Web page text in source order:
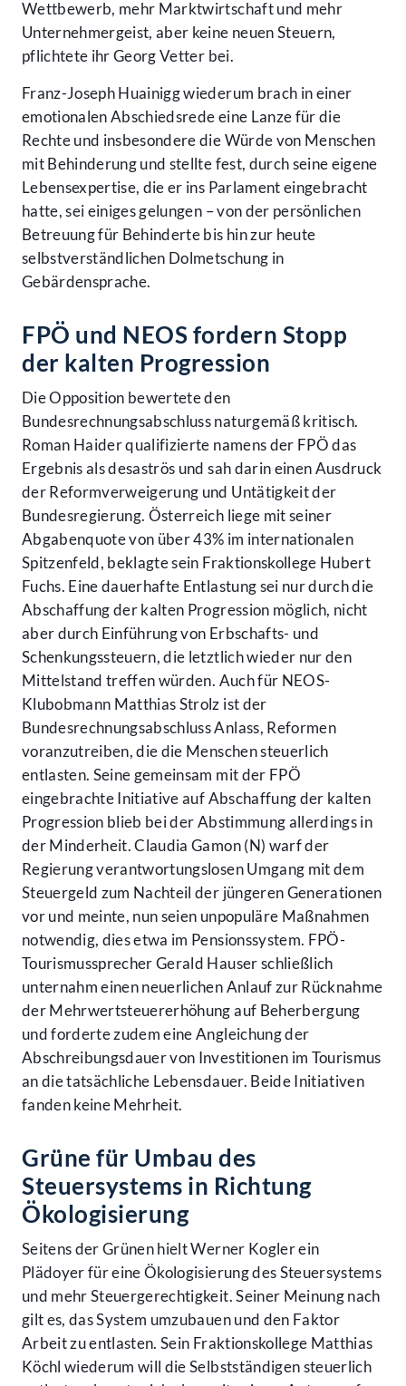
Wettbewerb, mehr Marktwirtschaft und mehr
Unternehmergeist, aber keine neuen Steuern,
pflichtete ihr Georg Vetter bei.
Franz-Joseph Huainigg wiederum brach in einer
emotionalen Abschiedsrede eine Lanze für die
Rechte und insbesondere die Würde von Menschen
mit Behinderung und stellte fest, durch seine eigene
Lebensexpertise, die er ins Parlament eingebracht
hatte, sei einiges gelungen – von der persönlichen
Betreuung für Behinderte bis hin zur heute
selbstverständlichen Dolmetschung in
Gebärdensprache.
FPÖ und NEOS fordern Stopp
der kalten Progression
Die Opposition bewertete den
Bundesrechnungsabschluss naturgemäß kritisch.
Roman Haider qualifizierte namens der FPÖ das
Ergebnis als desaströs und sah darin einen Ausdruck
der Reformverweigerung und Untätigkeit der
Bundesregierung. Österreich liege mit seiner
Abgabenquote von über 43% im internationalen
Spitzenfeld, beklagte sein Fraktionskollege Hubert
Fuchs. Eine dauerhafte Entlastung sei nur durch die
Abschaffung der kalten Progression möglich, nicht
aber durch Einführung von Erbschafts- und
Schenkungssteuern, die letztlich wieder nur den
Mittelstand treffen würden. Auch für NEOS-
Klubobmann Matthias Strolz ist der
Bundesrechnungsabschluss Anlass, Reformen
voranzutreiben, die die Menschen steuerlich
entlasten. Seine gemeinsam mit der FPÖ
eingebrachte Initiative auf Abschaffung der kalten
Progression blieb bei der Abstimmung allerdings in
der Minderheit. Claudia Gamon (N) warf der
Regierung verantwortungslosen Umgang mit dem
Steuergeld zum Nachteil der jüngeren Generationen
vor und meinte, nun seien unpopuläre Maßnahmen
notwendig, dies etwa im Pensionssystem. FPÖ-
Tourismussprecher Gerald Hauser schließlich
unternahm einen neuerlichen Anlauf zur Rücknahme
der Mehrwertsteuererhöhung auf Beherbergung
und forderte zudem eine Angleichung der
Abschreibungsdauer von Investitionen im Tourismus
an die tatsächliche Lebensdauer. Beide Initiativen
fanden keine Mehrheit.
Grüne für Umbau des
Steuersystems in Richtung
Ökologisierung
Seitens der Grünen hielt Werner Kogler ein
Plädoyer für eine Ökologisierung des Steuersystems
und mehr Steuergerechtigkeit. Seiner Meinung nach
gilt es, das System umzubauen und den Faktor
Arbeit zu entlasten. Sein Fraktionskollege Matthias
Köchl wiederum will die Selbstständigen steuerlich